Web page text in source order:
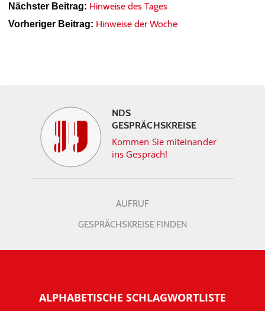
Nächster Beitrag: Hinweise des Tages
Vorheriger Beitrag: Hinweise der Woche
NDS
GESPRÄCHSKREISE
Kommen Sie miteinander
ins Gespräch!
AUFRUF
GESPRÄCHSKREISE FINDEN
ALPHABETISCHE SCHLAGWORTLISTE